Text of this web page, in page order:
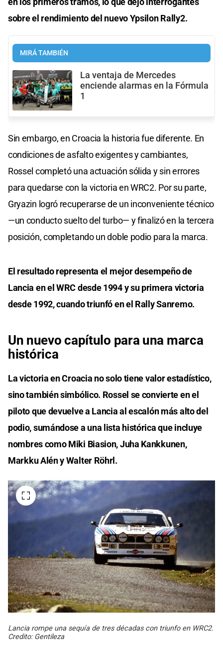
sobre el rendimiento del nuevo Ypsilon Rally2.
MIRÁ TAMBIÉN
La ventaja de Mercedes
enciende alarmas en la Fórmula
1
Sin embargo, en Croacia la historia fue diferente. En
condiciones de asfalto exigentes y cambiantes,
Rossel completó una actuación sólida y sin errores
para quedarse con la victoria en WRC2. Por su parte,
Gryazin logró recuperarse de un inconveniente técnico
—un conducto suelto del turbo— y finalizó en la tercera
posición, completando un doble podio para la marca.
El resultado representa el mejor desempeño de
Lancia en el WRC desde 1994 y su primera victoria
desde 1992, cuando triunfó en el Rally Sanremo.
Un nuevo capítulo para una marca
histórica
La victoria en Croacia no solo tiene valor estadístico,
sino también simbólico. Rossel se convierte en el
piloto que devuelve a Lancia al escalón más alto del
podio, sumándose a una lista histórica que incluye
nombres como Miki Biasion, Juha Kankkunen,
Markku Alén y Walter Röhrl.
Lancia rompe una sequía de tres décadas con triunfo en WRC2.
Credito: Gentileza